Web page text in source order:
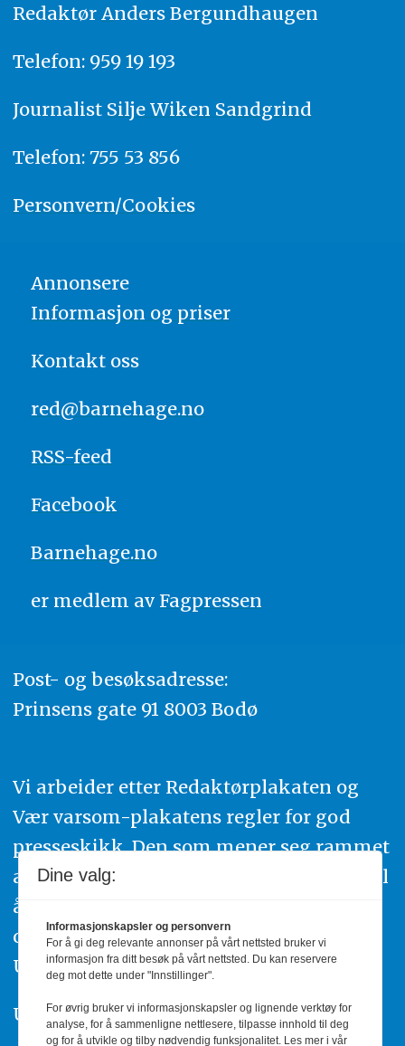
Redaktør Anders Bergundhaugen
Telefon: 959 19 193
Journalist Silje Wiken Sandgrind
Telefon: 755 53 856
Personvern/Cookies
Annonsere
Informasjon og priser
Kontakt oss
red@barnehage.no
RSS-feed
Facebook
Barnehage.no
er medlem av Fagpressen
Post- og besøksadresse:
Prinsens gate 91 8003 Bodø
Vi arbeider etter Redaktørplakaten og
Vær varsom-plakatens regler for god
presseskikk. Den som mener seg rammet
av urettmessig publisering, oppfordres til
å ta kontakt med redaksjonen. Du kan
også klage inn saker til Pressens Faglige
Utvalg,www.pfu.no.
Utgiver: PBL
Dine valg:
Informasjonskapsler og personvern
For å gi deg relevante annonser på vårt nettsted bruker vi
informasjon fra ditt besøk på vårt nettsted. Du kan reservere
deg mot dette under "Innstillinger".
For øvrig bruker vi informasjonskapsler og lignende verktøy for
analyse, for å sammenligne nettlesere, tilpasse innhold til deg
og for å utvikle og tilby nødvendig funksjonalitet. Les mer i vår